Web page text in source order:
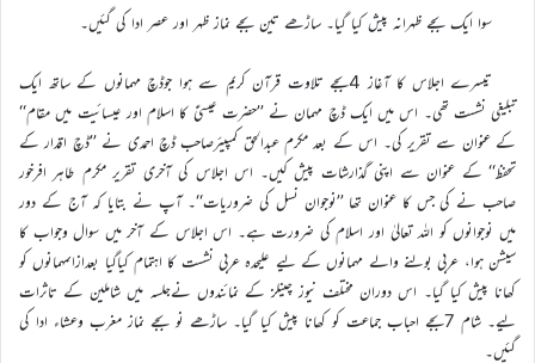
سوا ایک بجے ظہرانہ پیش کیا گیا۔ ساڑھے تین بجے نماز ظہر اور عصر ادا کی گئیں۔
تیسرے اجلاس کا آغاز 4بجے تلاوت قرآن کریم سے ہوا جوڈچ مہمانوں کے ساتھ ایک
تبلیغی نشست تھی۔ اس میں ایک ڈچ مہمان نے ’’حضرت عیسیٰؑ کا اسلام اور عیسائیت میں مقام‘‘
کے عنوان سے تقریر کی۔ اس کے بعد مکرم عبدالحق کمپیئرصاحب ڈچ احمدی نے ’’ڈچ اقدار کے
تحفظ‘‘ کے عنوان سے اپنی گذارشات پیش کیں۔ اس اجلاس کی آخری تقریر مکرم طاہر افرخور
صاحب نے کی جس کا عنوان تھا ’’نوجوان نسل کی ضروریات‘‘۔ آپ نے بتایا کہ آج کے دور
میں نوجوانوں کو اللہ تعالیٰ اور اسلام کی ضرورت ہے۔ اس اجلاس کے آخر میں سوال وجواب کا
سیشن ہوا، عربی بولنے والے مہمانوں کے لیے علیحدہ عربی نشست کا اہتمام کیاگیا بعدازاںمہمانوں کو
کھانا پیش کیا گیا۔ اس دوران مختلف نیوز چینلز کے نمائندوں نےجلسہ میں شاملین کے تاثرات
لیے۔ شام 7بجے احباب جماعت کو کھانا پیش کیا گیا۔ ساڑھے نو بجے نماز مغرب وعشاء ادا کی
گئیں۔